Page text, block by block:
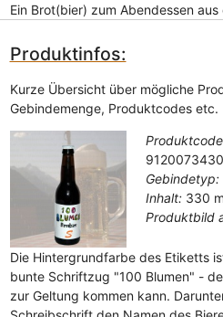
Ein Brot(bier) zum Abendessen
Produktinfos:
Kurze Übersicht über mögliche
Gebindemenge, Produktcodes etc.
Gebindetyp:
Inhalt:330
Produktbild
Die Hintergrundfarbe des Etiketts
bunte Schriftzug "100 Blumen" -
zur Geltung kommen kann.